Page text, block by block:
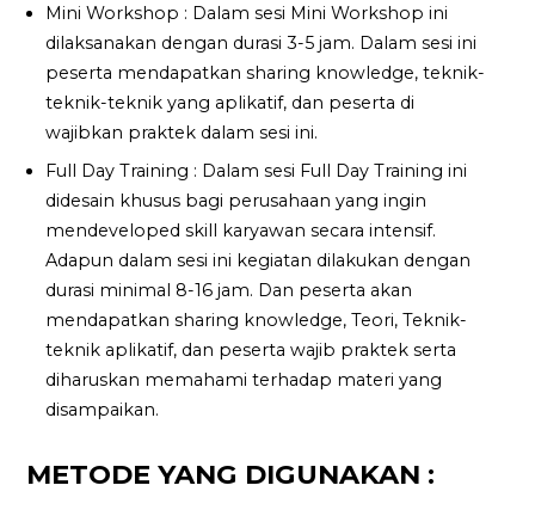
Mini Workshop : Dalam sesi Mini Workshop ini
dilaksanakan dengan durasi 3-5 jam. Dalam sesi ini
peserta mendapatkan sharing knowledge, teknik-
teknik-teknik yang aplikatif, dan peserta di
wajibkan praktek dalam sesi ini.
Full Day Training : Dalam sesi Full Day Training ini
didesain khusus bagi perusahaan yang ingin
mendeveloped skill karyawan secara intensif.
Adapun dalam sesi ini kegiatan dilakukan dengan
durasi minimal 8-16 jam. Dan peserta akan
mendapatkan sharing knowledge, Teori, Teknik-
teknik aplikatif, dan peserta wajib praktek serta
diharuskan memahami terhadap materi yang
disampaikan.
METODE YANG DIGUNAKAN :